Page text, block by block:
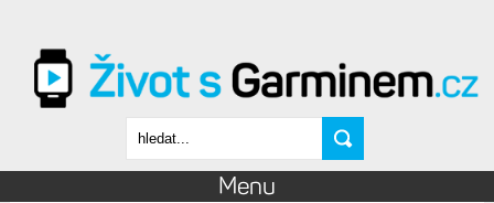
Vyhledávání
Menu